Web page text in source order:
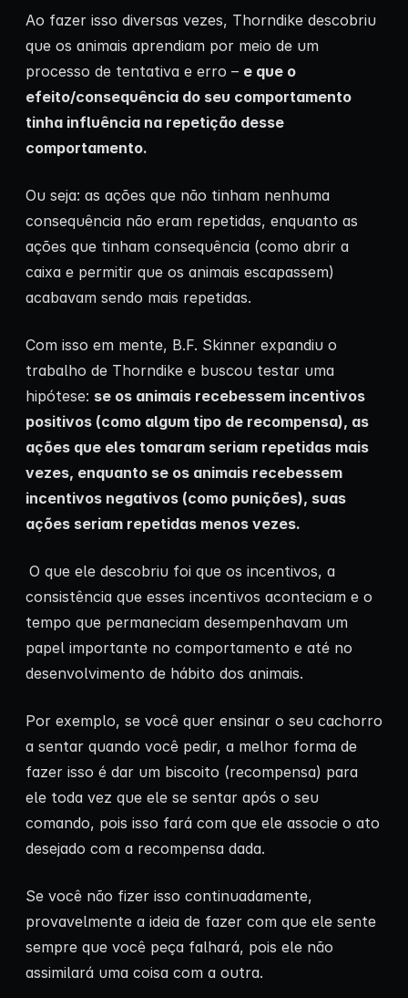
Ao fazer isso diversas vezes, Thorndike descobriu
que os animais aprendiam por meio de um
processo de tentativa e erro – e que o
efeito/consequência do seu comportamento
tinha influência na repetição desse
comportamento.
Ou seja: as ações que não tinham nenhuma
consequência não eram repetidas, enquanto as
ações que tinham consequência (como abrir a
caixa e permitir que os animais escapassem)
acabavam sendo mais repetidas.
Com isso em mente, B.F. Skinner expandiu o
trabalho de Thorndike e buscou testar uma
hipótese: se os animais recebessem incentivos
positivos (como algum tipo de recompensa), as
ações que eles tomaram seriam repetidas mais
vezes, enquanto se os animais recebessem
incentivos negativos (como punições), suas
ações seriam repetidas menos vezes.
O que ele descobriu foi que os incentivos, a
consistência que esses incentivos aconteciam e o
tempo que permaneciam desempenhavam um
papel importante no comportamento e até no
desenvolvimento de hábito dos animais.
Por exemplo, se você quer ensinar o seu cachorro
a sentar quando você pedir, a melhor forma de
fazer isso é dar um biscoito (recompensa) para
ele toda vez que ele se sentar após o seu
comando, pois isso fará com que ele associe o ato
desejado com a recompensa dada.
Se você não fizer isso continuadamente,
provavelmente a ideia de fazer com que ele sente
sempre que você peça falhará, pois ele não
assimilará uma coisa com a outra.